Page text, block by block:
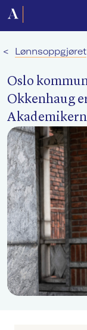
Forside
Kurs og
For media
Akademikerne
Nyheter
Om
< Lønnsoppgjøret
Oslo
Okkenhaug